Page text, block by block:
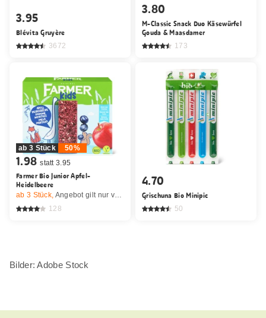
3.95
Blévita Gruyère
3672
3.80
M-Classic Snack Duo Käsewürfel
Gouda & Maasdamer
173
ab 3 Stück 50%
1.98 statt 3.95
Farmer Bio Junior Apfel-
Heidelbeere
ab 3 Stück, Angebot gilt nur vom 6.8. bis 9.8.2026, solange Vorrat.
128
4.70
Grischuna Bio Minipic
50
Bilder: Adobe Stock